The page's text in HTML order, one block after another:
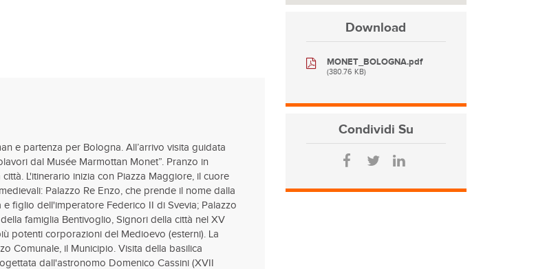
e partenza per Bologna. All’arrivo visita guidata
dal Musée Marmottan Monet”. Pranzo in
L'itinerario inizia con Piazza Maggiore, il cuore
Palazzo Re Enzo, che prende il nome dalla
figlio dell'imperatore Federico II di Svevia; Palazzo
famiglia Bentivoglio, Signori della città nel XV
potenti corporazioni del Medioevo (esterni). La
Comunale, il Municipio. Visita della basilica
dall'astronomo Domenico Cassini (XVII
Download
MONET_BOLOGNA.pdf
(380.76 KB)
Condividi Su